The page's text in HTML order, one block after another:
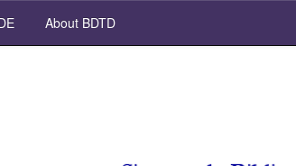
About BDTD